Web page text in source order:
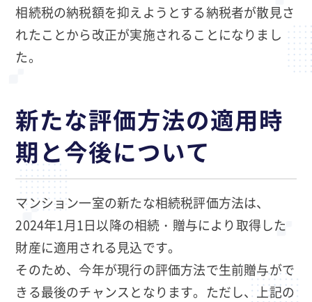
相続税の納税額を抑えようとする納税者が散見さ
れたことから改正が実施されることになりまし
た。
新たな評価方法の適用時
期と今後について
マンション一室の新たな相続税評価方法は、
2024年1月1日以降の相続・贈与により取得した
財産に適用される見込です。
そのため、今年が現行の評価方法で生前贈与がで
きる最後のチャンスとなります。ただし、上記の